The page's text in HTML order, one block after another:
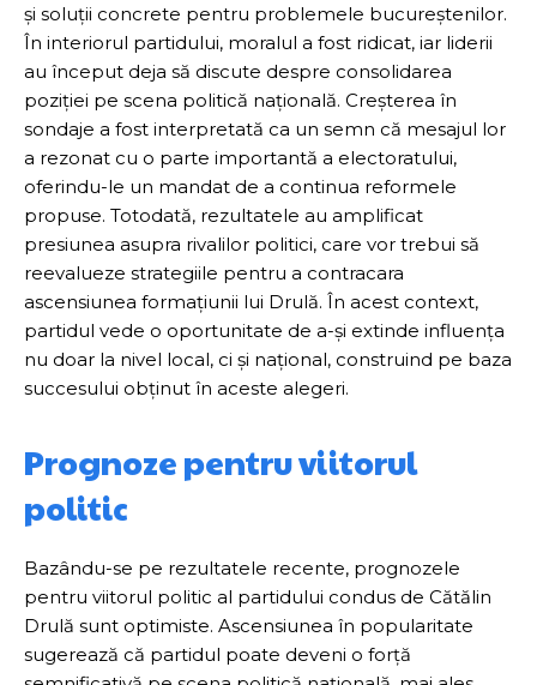
și soluții concrete pentru problemele bucureștenilor.
În interiorul partidului, moralul a fost ridicat, iar liderii
au început deja să discute despre consolidarea
poziției pe scena politică națională. Creșterea în
sondaje a fost interpretată ca un semn că mesajul lor
a rezonat cu o parte importantă a electoratului,
oferindu-le un mandat de a continua reformele
propuse. Totodată, rezultatele au amplificat
presiunea asupra rivalilor politici, care vor trebui să
reevalueze strategiile pentru a contracara
ascensiunea formațiunii lui Drulă. În acest context,
partidul vede o oportunitate de a-și extinde influența
nu doar la nivel local, ci și național, construind pe baza
succesului obținut în aceste alegeri.
Prognoze pentru viitorul
politic
Bazându-se pe rezultatele recente, prognozele
pentru viitorul politic al partidului condus de Cătălin
Drulă sunt optimiste. Ascensiunea în popularitate
sugerează că partidul poate deveni o forță